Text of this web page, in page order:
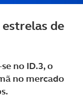
de
no ID.3, o
no mercado